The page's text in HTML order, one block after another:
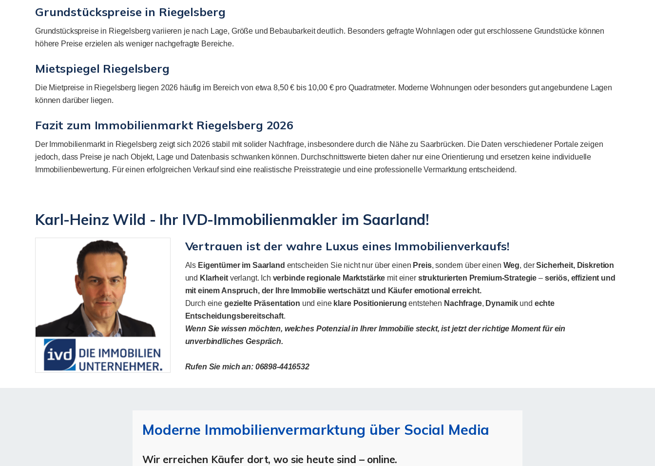
Grundstückspreise in Riegelsberg
Grundstückspreise in Riegelsberg variieren je nach Lage, Größe und Bebaubarkeit deutlich. Besonders gefragte Wohnlagen oder gut erschlossene Grundstücke können
höhere Preise erzielen als weniger nachgefragte Bereiche.
Mietspiegel Riegelsberg
Die Mietpreise in Riegelsberg liegen 2026 häufig im Bereich von etwa 8,50 € bis 10,00 € pro Quadratmeter. Moderne Wohnungen oder besonders gut angebundene Lagen
können darüber liegen.
Fazit zum Immobilienmarkt Riegelsberg 2026
Der Immobilienmarkt in Riegelsberg zeigt sich 2026 stabil mit solider Nachfrage, insbesondere durch die Nähe zu Saarbrücken. Die Daten verschiedener Portale zeigen
jedoch, dass Preise je nach Objekt, Lage und Datenbasis schwanken können. Durchschnittswerte bieten daher nur eine Orientierung und ersetzen keine individuelle
Immobilienbewertung. Für einen erfolgreichen Verkauf sind eine realistische Preisstrategie und eine professionelle Vermarktung entscheidend.
Karl-Heinz Wild - Ihr IVD-Immobilienmakler im Saarland!
Vertrauen ist der wahre Luxus eines Immobilienverkaufs!
Als Eigentümer im Saarland entscheiden Sie nicht nur über einen Preis, sondern über einen Weg, derSicherheit, Diskretion
und Klarheitverlangt. Ich verbinde regionale Marktstärke mit einer strukturierten Premium-Strategie – seriös, effizient und
mit einem Anspruch, der Ihre Immobilie wertschätzt und Käufer emotional erreicht.
Durch eine gezielte Präsentation und eine klare Positionierung entstehen Nachfrage, Dynamikund echte
Entscheidungsbereitschaft.
Wenn Sie wissen möchten, welches Potenzial in Ihrer Immobilie steckt, ist jetzt der richtige Moment für ein
unverbindliches Gespräch.
Rufen Sie mich an: 06898-4416532
Moderne Immobilienvermarktung über Social Media
Wir erreichen Käufer dort, wo sie heute sind – online.